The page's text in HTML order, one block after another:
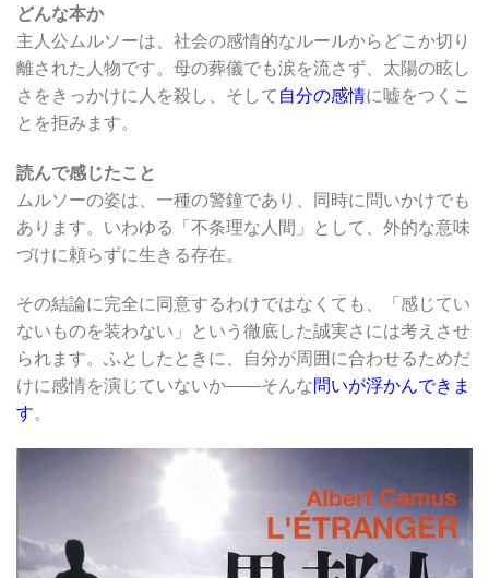
どんな本か
主人公ムルソーは、社会の感情的なルールからどこか切り
離された人物です。母の葬儀でも涙を流さず、太陽の眩し
さをきっかけに人を殺し、そして 自分の感情に嘘をつくこ
とを拒みます。
読んで感じたこと
ムルソーの姿は、一種の警鐘であり、同時に問いかけでも
あります。いわゆる「不条理な人間」として、外的な意味
づけに頼らずに生きる存在。
その結論に完全に同意するわけではなくても、「感じてい
ないものを装わない」という徹底した誠実さには考えさせ
られます。ふとしたときに、自分が周囲に合わせるためだ
けに感情を演じていないか――そんな問いが浮かんできま
す。